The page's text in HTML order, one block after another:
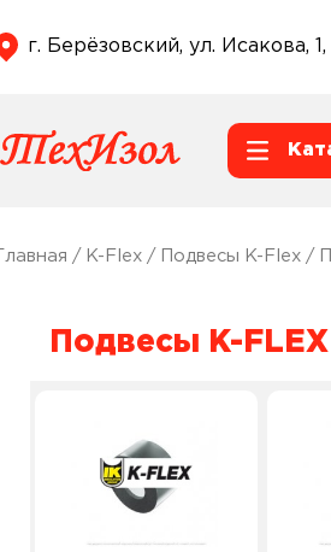
г. Берёзовский, ул. Исакова, 1,
Главная / K-Flex / Подвесы K-Flex /
Подвесы K-